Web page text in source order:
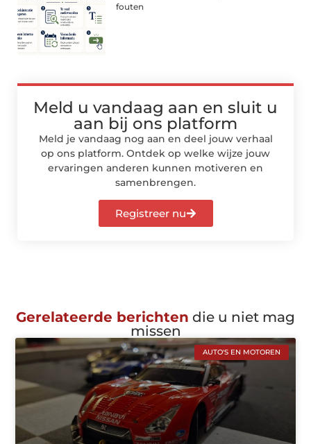
fouten
Meld u vandaag aan en sluit u
aan bij ons platform
Meld je vandaag nog aan en deel jouw verhaal
op ons platform. Ontdek op welke wijze jouw
ervaringen anderen kunnen motiveren en
samenbrengen.
Registreer nu
Gerelateerde berichten die u niet mag
missen
AUTO'S EN MOTOREN